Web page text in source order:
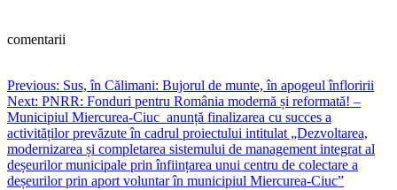
comentarii
Post
navigation
Previous: Sus, în Călimani: Bujorul de munte, în apogeul înfloririi
Next: PNRR: Fonduri pentru România modernă și reformată! –
Municipiul Miercurea-Ciuc anunță finalizarea cu succes a
activităților prevăzute în cadrul proiectului intitulat „Dezvoltarea,
modernizarea și completarea sistemului de management integrat al
deșeurilor municipale prin înființarea unui centru de colectare a
deșeurilor prin aport voluntar în municipiul Miercurea-Ciuc”